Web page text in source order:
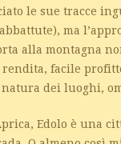
le sue tracce
ma
alla montagna
facile
dei luoghi,
Edolo è una